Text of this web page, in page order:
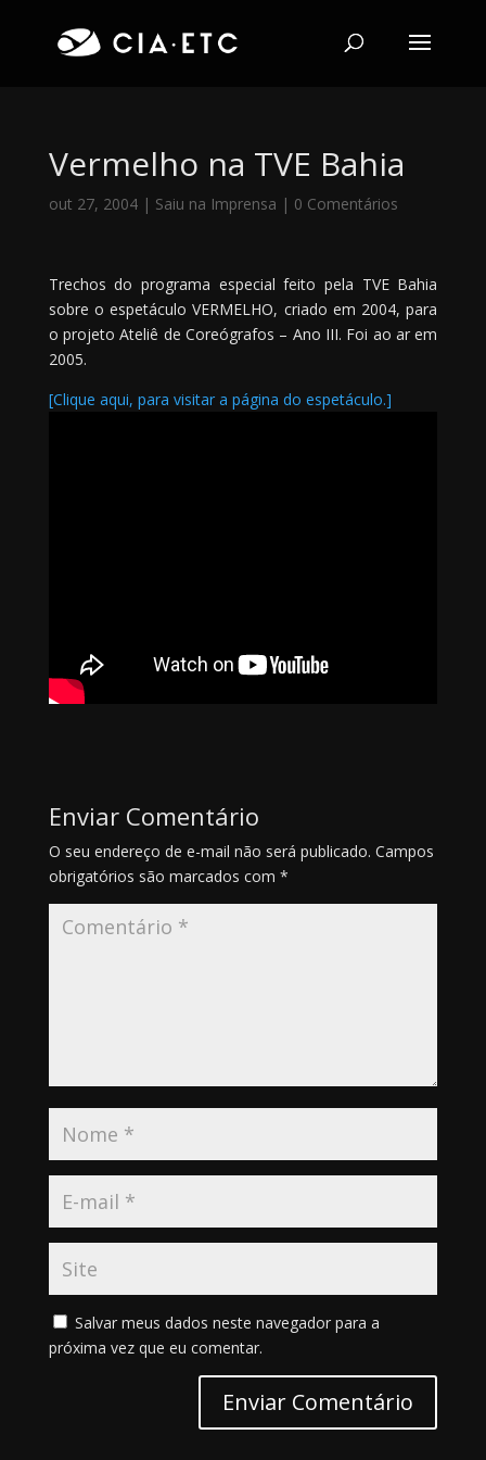
Vermelho na TVE Bahia
out 27, 2004| Saiu na Imprensa | 0 Comentários
Trechos do programa especial feito pela TVE Bahia
sobre o espetáculo VERMELHO, criado em 2004, para
o projeto Ateliê de Coreógrafos – Ano III. Foi ao ar em
2005.
[Clique aqui, para visitar a página do espetáculo.]
Enviar Comentário
O seu endereço de e-mail não será publicado. Campos
obrigatórios são marcados com *
Salvar meus dados neste navegador para a
próxima vez que eu comentar.